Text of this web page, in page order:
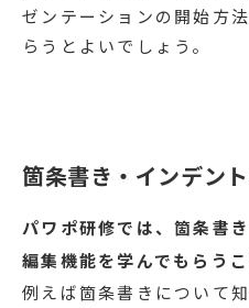
ゼンテーションの開始方
らうとよいでしょう。
箇条書き・インデン
パワポ研修では、箇条書
編集機能を学んでもらうこ
例えば箇条書きについて